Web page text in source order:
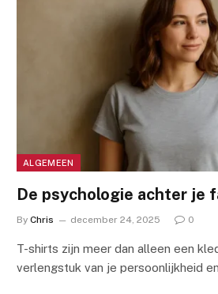
ALGEMEEN
De psychologie achter je
By Chris december 24, 2025 0
T-shirts zijn meer dan alleen een
verlengstuk van je persoonlijkheid